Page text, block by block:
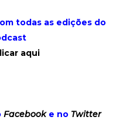
todas as edições do
aqui
Facebooke no Twitter